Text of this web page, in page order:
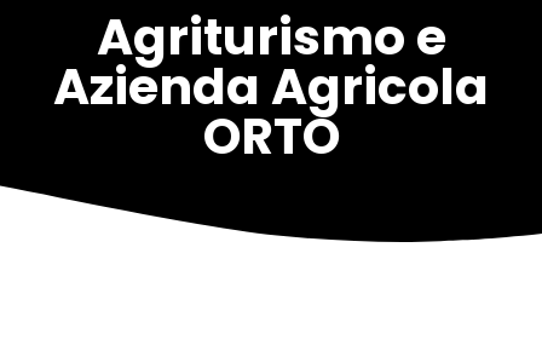
Agriturismo e
Azienda Agricola
ORTO